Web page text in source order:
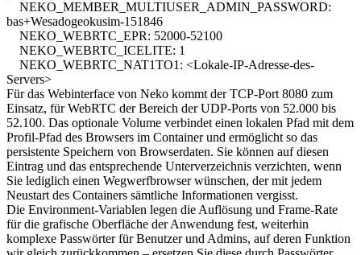
NEKO_MEMBER_MULTIUSER_ADMIN_PASSWORD:
bas+Wesadogeokusim-151846
NEKO_WEBRTC_EPR: 52000-52100
NEKO_WEBRTC_ICELITE: 1
NEKO_WEBRTC_NAT1TO1: <Lokale-IP-Adresse-des-
Servers>
Für das Webinterface von Neko kommt der TCP-Port 8080 zum
Einsatz, für WebRTC der Bereich der UDP-Ports von 52.000 bis
52.100. Das optionale Volume verbindet einen lokalen Pfad mit dem
Profil-Pfad des Browsers im Container und ermöglicht so das
persistente Speichern von Browserdaten. Sie können auf diesen
Eintrag und das entsprechende Unterverzeichnis verzichten, wenn
Sie lediglich einen Wegwerfbrowser wünschen, der mit jedem
Neustart des Containers sämtliche Informationen vergisst.
Die Environment-Variablen legen die Auflösung und Frame-Rate
für die grafische Oberfläche der Anwendung fest, weiterhin
komplexe Passwörter für Benutzer und Admins, auf deren Funktion